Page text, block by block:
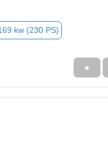
kw (230 PS)
★